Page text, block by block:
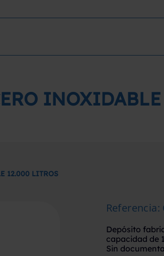
12.000 LITROS
Referencia:
Depósito
capacidad de
Sin